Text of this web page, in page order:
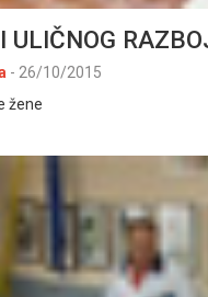
ULIČNOG
- 26/10/2015
žene